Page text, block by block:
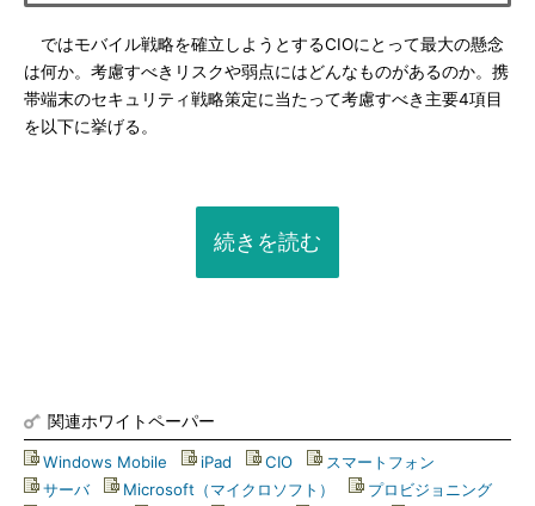
ではモバイル戦略を確立しようとするCIOにとって最大の懸念
は何か。考慮すべきリスクや弱点にはどんなものがあるのか。携
帯端末のセキュリティ戦略策定に当たって考慮すべき主要4項目
を以下に挙げる。
続きを読む
関連ホワイトペーパー
Windows Mobile iPad CIO スマートフォン
サーバ| Microsoft（マイクロソフト） プロビジョニング